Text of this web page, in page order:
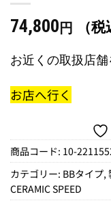
74,800 円 （税
お近くの取扱店
お店へ行く
商品コード: 10-
カテゴリー: BBタイプ,
CERAMIC SPEED